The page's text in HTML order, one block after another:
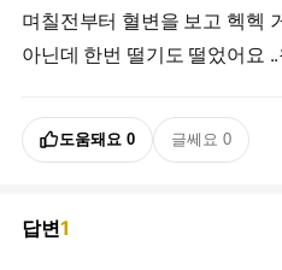
며칠전부터 혈변을 보고 헥헥
아닌데 한번 떨기도 떨었어요
도움돼요 0 글쎄요 0
답변1